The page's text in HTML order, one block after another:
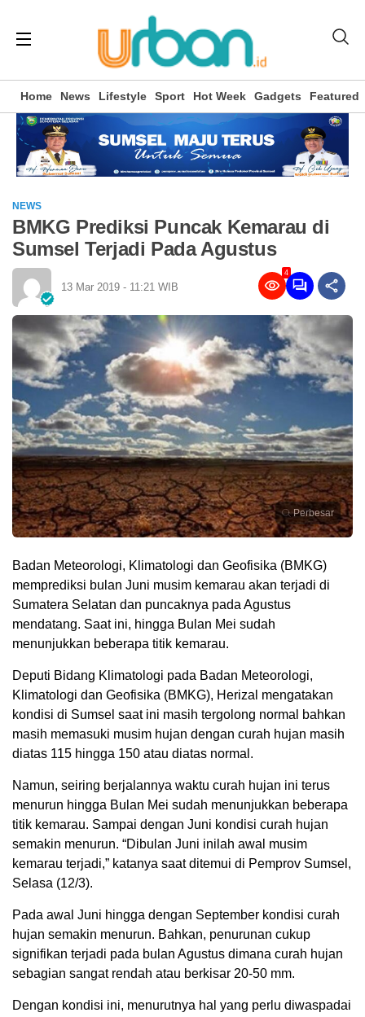
Home News Lifestyle Sport Hot Week Gadgets Featured
NEWS
BMKG Prediksi Puncak Kemarau di
Sumsel Terjadi Pada Agustus
13 Mar 2019 - 11:21 WIB
4
Perbesar
Badan Meteorologi, Klimatologi dan Geofisika (BMKG)
memprediksi bulan Juni musim kemarau akan terjadi di
Sumatera Selatan dan puncaknya pada Agustus
mendatang. Saat ini, hingga Bulan Mei sudah
menunjukkan beberapa titik kemarau.
Deputi Bidang Klimatologi pada Badan Meteorologi,
Klimatologi dan Geofisika (BMKG), Herizal mengatakan
kondisi di Sumsel saat ini masih tergolong normal bahkan
masih memasuki musim hujan dengan curah hujan masih
diatas 115 hingga 150 atau diatas normal.
Namun, seiring berjalannya waktu curah hujan ini terus
menurun hingga Bulan Mei sudah menunjukkan beberapa
titik kemarau. Sampai dengan Juni kondisi curah hujan
semakin menurun. “Dibulan Juni inilah awal musim
kemarau terjadi,” katanya saat ditemui di Pemprov Sumsel,
Selasa (12/3).
Pada awal Juni hingga dengan September kondisi curah
hujan semakin menurun. Bahkan, penurunan cukup
signifikan terjadi pada bulan Agustus dimana curah hujan
sebagian sangat rendah atau berkisar 20-50 mm.
Dengan kondisi ini, menurutnya hal yang perlu diwaspadai